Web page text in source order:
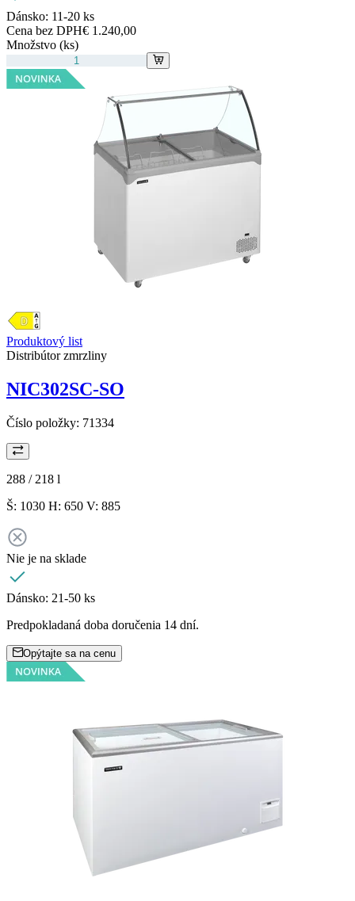
Dánsko: 11-20 ks
Cena bez DPH€ 1.240,00
Množstvo (ks)
Produktový list
Distribútor zmrzliny
NIC302SC-SO
Číslo položky: 71334
288 / 218 l
Š: 1030 H: 650 V: 885
Nie je na sklade
Dánsko: 21-50 ks
Predpokladaná doba doručenia 14 dní.
Opýtajte sa na cenu